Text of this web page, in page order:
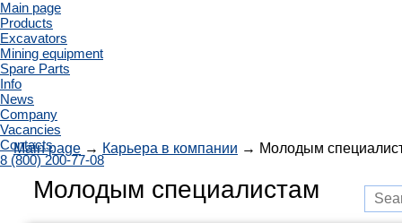
Main page
Products
Excavators
Mining equipment
Spare Parts
Info
News
Company
Vacancies
Contacts
8 (800) 200-77-08
Main page → Карьера в компании → Молодым
Молодым специалистам